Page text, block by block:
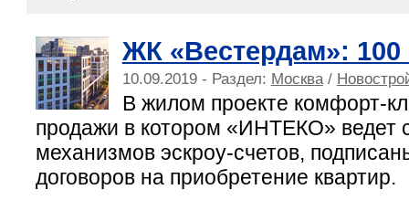
ЖК «Вестердам»: 100
10.09.2019 - Раздел: Москва/
В жилом проекте комфорт-
продажи в котором «ИНТЕКО» ведет
механизмов эскроу-счетов,
договоров на приобретение квартир.